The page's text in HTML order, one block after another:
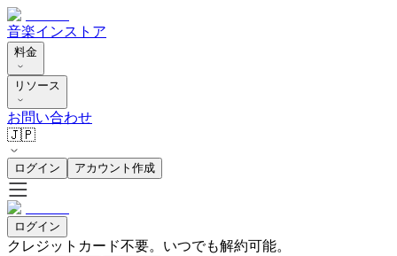
音楽インストア
料金
リソース
お問い合わせ
🇯🇵
ログイン アカウント作成
ログイン
クレジットカード不要。いつでも解約可能。